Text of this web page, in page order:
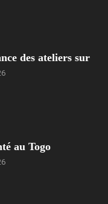
des ateliers sur
au Togo